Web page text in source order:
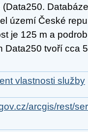
území České
je 125 m a
Data250 tvoří cca
vlastnosti služby
arcgis/rest/